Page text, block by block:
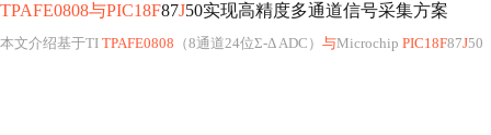
TPAFE0808与PIC18F87J50实现高精度多通道信号采集方案
本文介绍基于TI TPAFE0808 （8通道24位Σ-Δ ADC） 与Microchip PIC18F87J50（